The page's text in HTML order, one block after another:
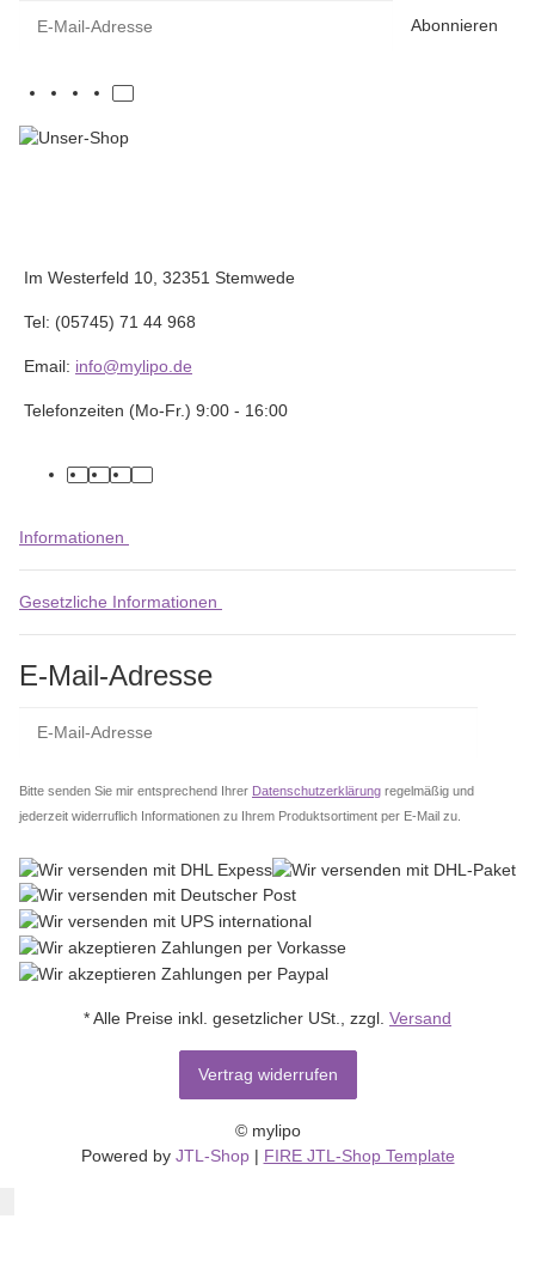
Abonnieren
Im Westerfeld 10, 32351 Stemwede
Tel: (05745) 71 44 968
Email: info@mylipo.de
Telefonzeiten (Mo-Fr.) 9:00 - 16:00
facebook
youtube
instagram
tiktok
Informationen
Gesetzliche Informationen
E-Mail-Adresse
Bitte senden Sie mir entsprechend Ihrer Datenschutzerklärung regelmäßig und
jederzeit widerruflich Informationen zu Ihrem Produktsortiment per E-Mail zu.
* Alle Preise inkl. gesetzlicher USt., zzgl. Versand
Vertrag widerrufen
© mylipo
Powered by JTL-Shop | FIRE JTL-Shop Template